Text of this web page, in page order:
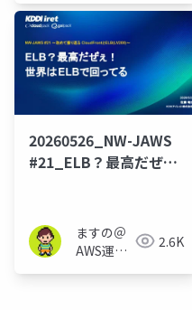
広報チー
ム
20260526_NW-JAWS
#21_ELB？最高だぜ
ますの＠
AWS運用
2.6K